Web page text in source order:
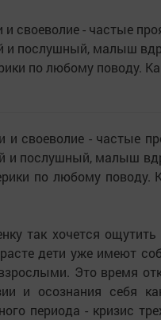
своеволие - частые
и послушный, малыш
по любому поводу.
и своеволие - частые
и послушный, малыш
по любому поводу.
так хочется
дети уже имеют
Это время
и осознания себя
периода - кризис